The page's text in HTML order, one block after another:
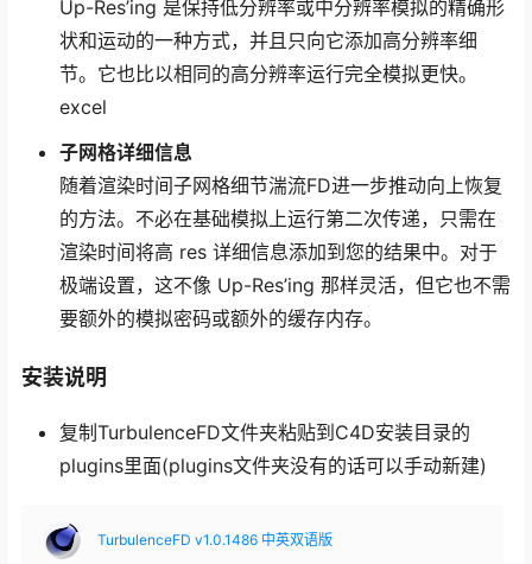
Up-Res’ing 是保持低分辨率或中分辨率模拟的精确形
状和运动的一种方式，并且只向它添加高分辨率细
节。它也比以相同的高分辨率运行完全模拟更快。
excel
子网格详细信息
随着渲染时间子网格细节湍流FD进一步推动向上恢复
的方法。不必在基础模拟上运行第二次传递，只需在
渲染时间将高 res 详细信息添加到您的结果中。对于
极端设置，这不像 Up-Res’ing 那样灵活，但它也不需
要额外的模拟密码或额外的缓存内存。
安装说明
复制TurbulenceFD文件夹粘贴到C4D安装目录的
plugins里面(plugins文件夹没有的话可以手动新建)
TurbulenceFD v1.0.1486 中英双语版